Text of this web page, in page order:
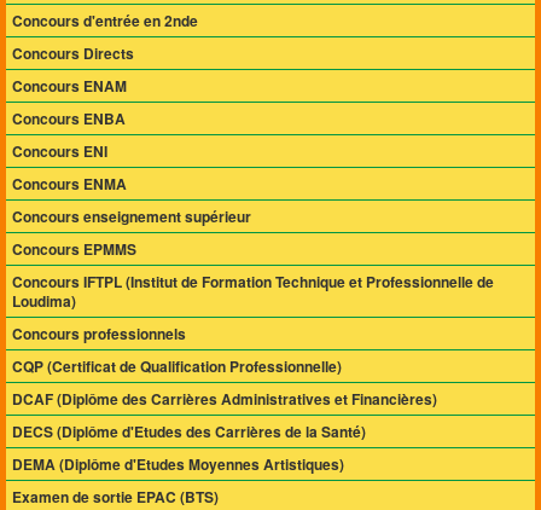
Concours d'entrée en 2nde
Concours Directs
Concours ENAM
Concours ENBA
Concours ENI
Concours ENMA
Concours enseignement supérieur
Concours EPMMS
Concours IFTPL (Institut de Formation Technique et Professionnelle de
Loudima)
Concours professionnels
CQP (Certificat de Qualification Professionnelle)
DCAF (Diplôme des Carrières Administratives et Financières)
DECS (Diplôme d'Etudes des Carrières de la Santé)
DEMA (Diplôme d'Etudes Moyennes Artistiques)
Examen de sortie EPAC (BTS)